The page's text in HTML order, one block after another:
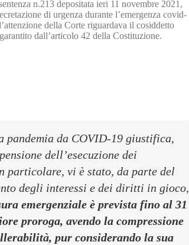
n.213 depositata ieri 11 novembre 2021,
di urgenza durante l’emergenza covid-
della Corte riguardava il cosiddetto
dall’articolo 42 della Costituzione.
pandemia da COVID-19 giustifica,
dell’esecuzione dei
particolare, vi è stato, da parte del
degli interessi e dei diritti in gioco,
emergenziale è prevista fino al 31
proroga, avendo la compressione
pur considerando la sua